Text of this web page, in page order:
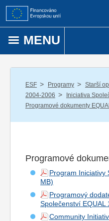
Přejít k obsahu
MENU
ESF / Programy / Starší
2004-2006 / Iniciativa
Programové dokumenty
Programové
Program Iniciativy
Programový
Společenství EQUAL
Community